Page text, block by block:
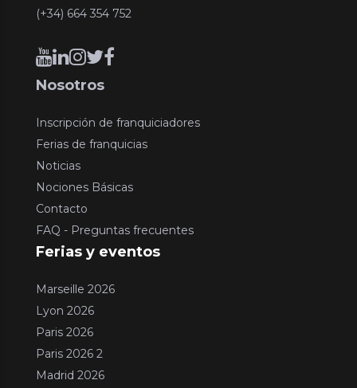
(+34) 664 354 752
Nosotros
Inscripción de franquiciadores
Ferias de franquicias
Noticias
Nociones Básicas
Contacto
FAQ - Preguntas frecuentes
Ferias y eventos
Marseille 2026
Lyon 2026
Paris 2026
Paris 2026 2
Madrid 2026